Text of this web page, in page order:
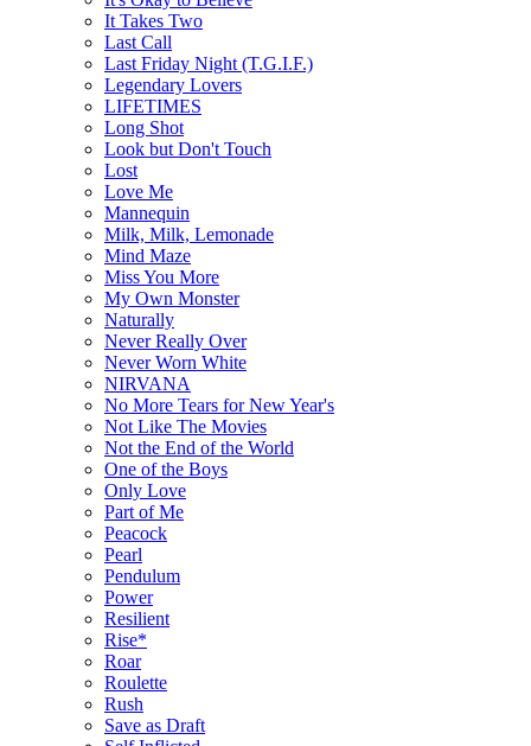
It Takes Two
Last Call
Last Friday Night (T.G.I.F.)
Legendary Lovers
LIFETIMES
Long Shot
Look but Don't Touch
Lost
Love Me
Mannequin
Milk, Milk, Lemonade
Mind Maze
Miss You More
My Own Monster
Naturally
Never Really Over
Never Worn White
NIRVANA
No More Tears for New Year's
Not Like The Movies
Not the End of the World
One of the Boys
Only Love
Part of Me
Peacock
Pearl
Pendulum
Power
Resilient
Rise*
Roar
Roulette
Rush
Save as Draft